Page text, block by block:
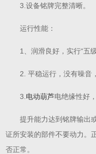
3.设备铭牌完整清晰。
运行性能：
1、润滑良好，实行“五级
2. 平稳运行，没有噪音
3. 电动葫芦电绝缘性好
提升能力达到铭牌输出
证所安装的部件不要动力。
否正常。